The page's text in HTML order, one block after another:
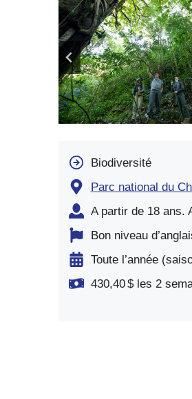
Biodiversité
Parc national du
A partir de 18 ans.
Bon niveau
Toute l’année
430,40 $ les 2